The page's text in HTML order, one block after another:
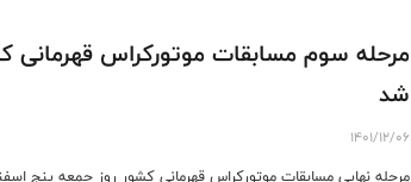
مرحله سوم مسابقات موتورکراس قهرمانی
شد
1401/12/06
مرحله نهایی مسابقات موتورکراس قهرمانی کشور روز جمعه پنج